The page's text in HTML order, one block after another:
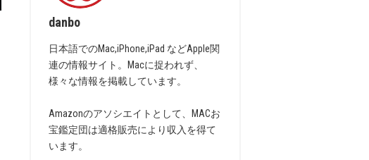
danbo
日本語でのMac,iPhone,iPad などApple関
連の情報サイト。Macに捉われず、
様々な情報を掲載しています。
Amazonのアソシエイトとして、MACお
宝鑑定団は適格販売により収入を得て
います。